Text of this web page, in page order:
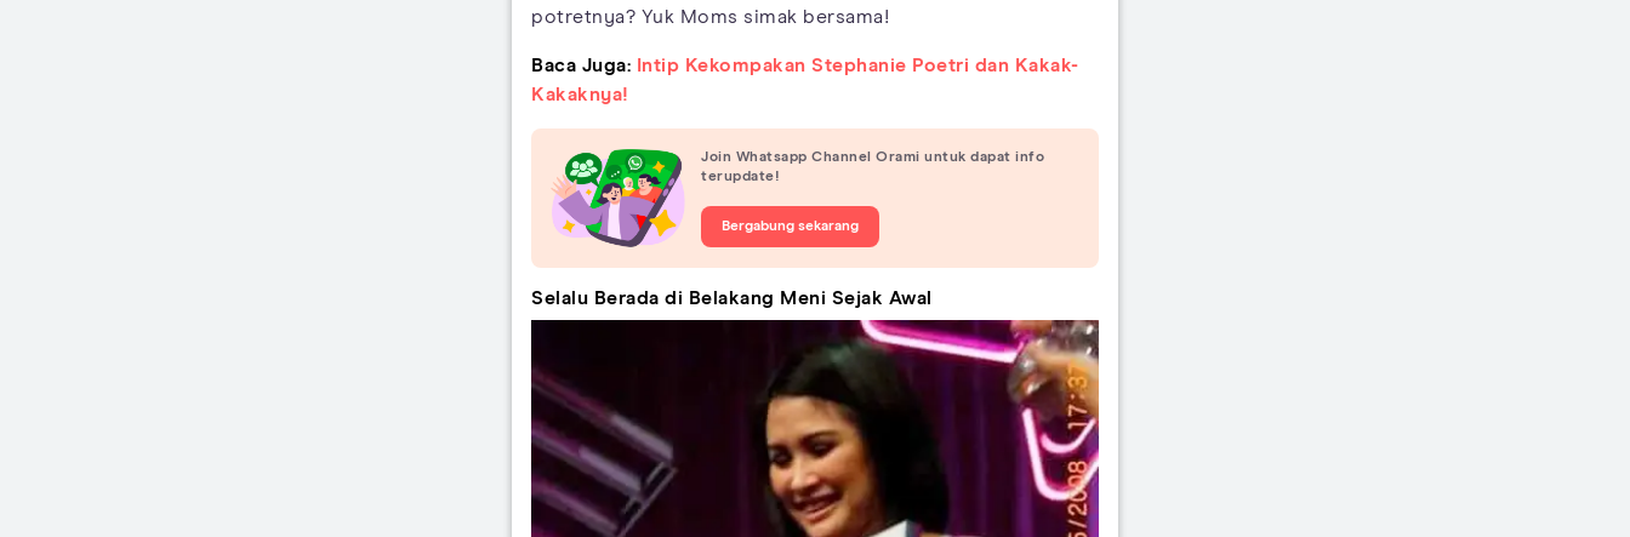
potretnya? Yuk Moms simak bersama!
Baca Juga:
Intip Kekompakan Stephanie Poetri dan Kakak-
Kakaknya!
Join Whatsapp Channel Orami untuk dapat info
terupdate!
Bergabung sekarang
Selalu Berada di Belakang Meni Sejak Awal